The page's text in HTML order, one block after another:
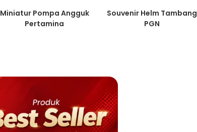
Miniatur Pompa Angguk
Pertamina
Souvenir Helm Tambang
PGN